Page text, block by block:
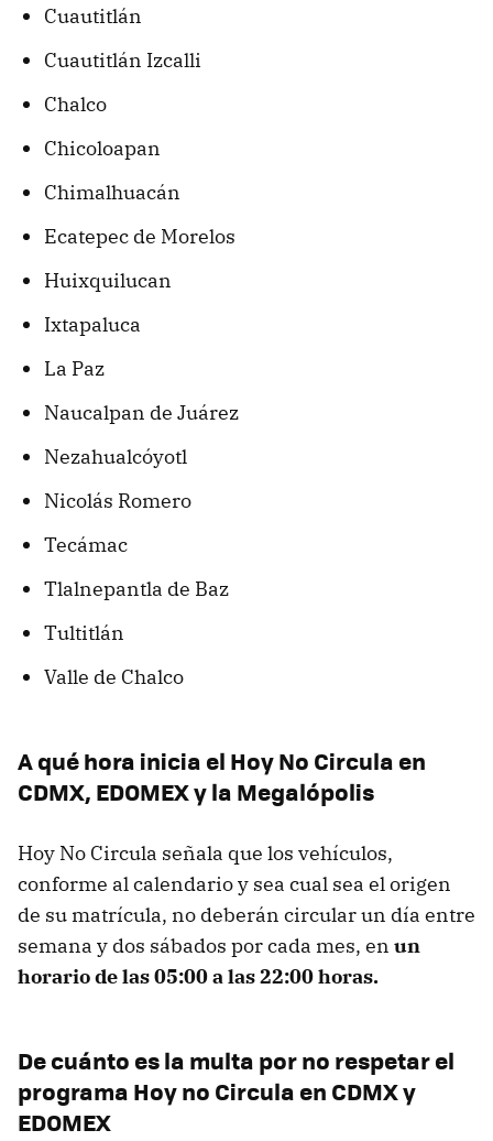
Cuautitlán
Cuautitlán Izcalli
Chalco
Chicoloapan
Chimalhuacán
Ecatepec de Morelos
Huixquilucan
Ixtapaluca
La Paz
Naucalpan de Juárez
Nezahualcóyotl
Nicolás Romero
Tecámac
Tlalnepantla de Baz
Tultitlán
Valle de Chalco
A qué hora inicia el Hoy No Circula en
CDMX, EDOMEX y la Megalópolis
Hoy No Circula señala que los vehículos,
conforme al calendario y sea cual sea el origen
de su matrícula, no deberán circular un día entre
semana y dos sábados por cada mes, en un
horario de las 05:00 a las 22:00 horas.
De cuánto es la multa por no respetar el
programa Hoy no Circula en CDMX y
EDOMEX